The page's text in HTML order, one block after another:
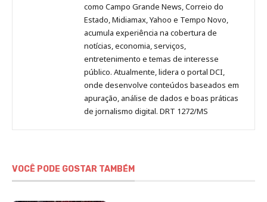
como Campo Grande News, Correio do
Estado, Midiamax, Yahoo e Tempo Novo,
acumula experiência na cobertura de
notícias, economia, serviços,
entretenimento e temas de interesse
público. Atualmente, lidera o portal DCI,
onde desenvolve conteúdos baseados em
apuração, análise de dados e boas práticas
de jornalismo digital. DRT 1272/MS
VOCÊ PODE GOSTAR TAMBÉM